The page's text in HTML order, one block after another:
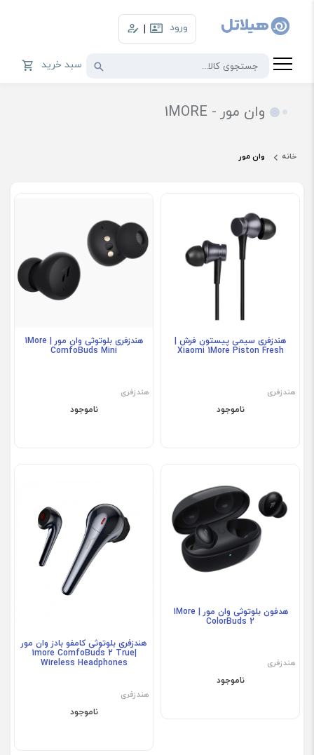
ورود |
سبد خرید
وان مور - 1MORE
خانه وان مور
هندزفری سیمی پیستون فرش |
Xiaomi 1More Piston Fresh
هندزفری
ناموجود
هندزفری بلوتوثی وان مور | 1More
ComfoBuds Mini
هندزفری
ناموجود
هدفون بلوتوثی وان مور | 1More
ColorBuds 2
هندزفری
ناموجود
هندزفری بلوتوثی کامفو بادز وان مور
|1more ComfoBuds 2 True
Wireless Headphones
هندزفری
ناموجود